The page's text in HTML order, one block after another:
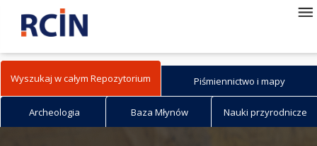
Wyszukaj w całym Repozytorium Piśmiennictwo i mapy
Archeologia Baza Młynów Nauki przyrodnicze